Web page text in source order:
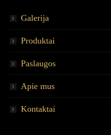
Galerija
Produktai
Paslaugos
Apie mus
Kontaktai